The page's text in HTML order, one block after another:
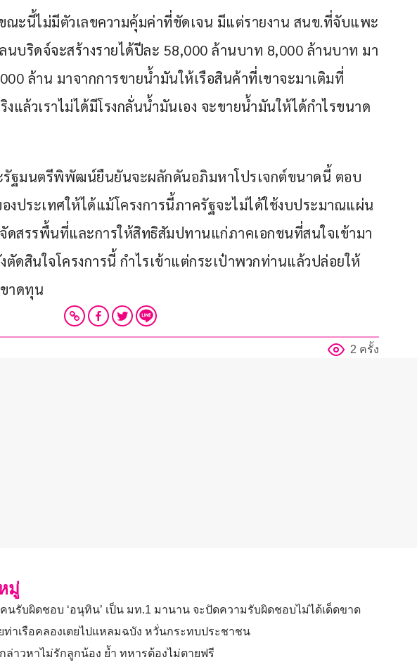
ณะนี้ไม่มีตัวเลขความคุ้มค่าที่ขัดเจน มีแต่รายงาน สนข.ที่จับแพะ
นบริดจ์จะสร้างรายได้ปีละ 58,000 ล้านบาท 8,000 ล้านบาท มา
ล้าน มาจากการขายน้ำมันให้เรือสินค้าที่เขาจะมาเติมที่
แล้วเราไม่ได้มีโรงกลั่นน้ำมันเอง จะขายน้ำมันให้ได้กำไรขนาด
รัฐมนตรีพิพัฒน์ยืนยันจะผลักดันอภิมหาโปรเจกต์ขนาดนี้ ตอบ
งประเทศให้ได้แม้โครงการนี้ภาครัฐจะไม่ได้ใช้งบประมาณแผ่น
ดสรรพื้นที่และการให้สิทธิสัมปทานแก่ภาคเอกชนที่สนใจเข้ามา
ดสินใจโครงการนี้ กำไรเข้าแต่กระเป๋าพวกท่านแล้วปล่อยให้
าดทุน
2 ครั้ง
มู่
นรับผิดชอบ ‘อนุทิน’ เป็น มท.1 มานาน จะปัดความรับผิดชอบไม่ได้เด็ดขาด
ท่าเรือคลองเตยไปแหลมฉบัง หวั่นกระทบประชาชน
ล่าวหาไม่รักลูกน้อง ย้ำ ทหารต้องไม่ตายฟรี